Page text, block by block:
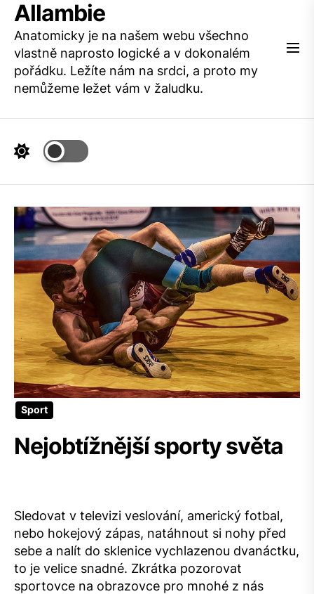
Skip
the
content
Allambie
Anatomicky je na našem webu všechno
vlastně naprosto logické a v dokonalém
pořádku. Ležíte nám na srdci, a proto my
nemůžeme ležet vám v žaludku.
Sport
Nejobtížnější sporty světa
Sledovat v televizi veslování, americký fotbal,
nebo hokejový zápas, natáhnout si nohy před
sebe a nalít do sklenice vychlazenou dvanáctku,
to je velice snadné. Zkrátka pozorovat
sportovce na obrazovce pro mnohé z nás